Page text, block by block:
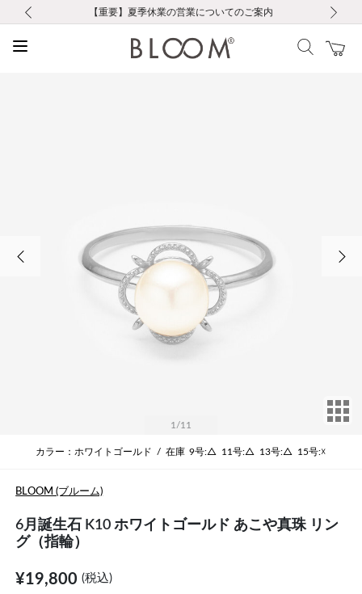
お修理・アフターサービスのご案内
【重要】令和８年熊本地震に伴う集配への影響について
【重要】ギフトラッピング料金改定および仕様変更のお知らせ
【重要】夏季休業の営業についてのご案内
税込5,500円以上で送料無料｜最短24時間以内に発送
新規会員登録で1000ポイントプレゼント！
新規LINE友だち登録で500円クーポンプレゼント
会員限定！レビュー投稿で100ポイントプレゼント
お修理・アフターサービスのご案内
【重要】令和８年熊本地震に伴う集配への影響について
1 /11
カラー：ホワイトゴールド / 在庫 9号:△ 11号:△ 13号:△ 15号:☓
BLOOM (ブルーム)
6月誕生石 K10 ホワイトゴールド あこや真珠 リン
グ（指輪）
¥19,800(税込)